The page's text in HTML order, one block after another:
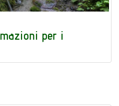
per i